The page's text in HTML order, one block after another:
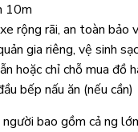
10m
rộng rãi, an toàn
gia riêng, vệ sinh
hoặc chỉ chỗ mua đồ
bếp nấu ăn (nếu cần)
bao gồm cả ng